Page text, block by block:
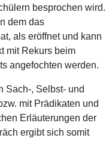
besprochen wird.
dem das
als eröffnet und kann
mit Rekurs beim
angefochten werden.
Sach-, Selbst- und
mit Prädikaten und
Erläuterungen der
ergibt sich somit